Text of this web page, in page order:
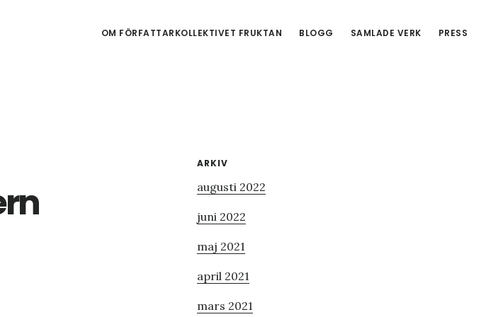
OM FÖRFATTARKOLLEKTIVET FRUKTAN BLOGG SAMLADE VERK PRESS
Primärt
sidofält
ARKIV
augusti 2022
juni 2022
maj 2021
april 2021
mars 2021